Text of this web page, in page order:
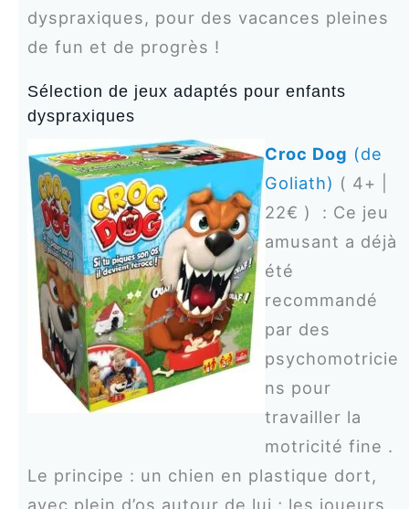
dyspraxiques, pour des vacances pleines
de fun et de progrès !
Sélection de jeux adaptés pour enfants
dyspraxiques
Croc Dog (de
Goliath) ( 4+ |
22€ ) : Ce jeu
amusant a déjà
été
recommandé
par des
psychomotricie
ns pour
travailler la
motricité fine .
Le principe : un chien en plastique dort,
avec plein d’os autour de lui ; les joueurs